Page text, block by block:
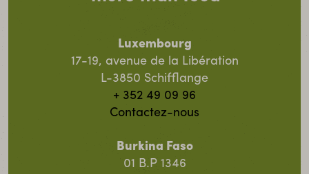
Luxembourg
17-19, avenue de la Libération
L-3850 Schifflange
+ 352 49 09 96
Contactez-nous
Burkina Faso
01 B.P 1346